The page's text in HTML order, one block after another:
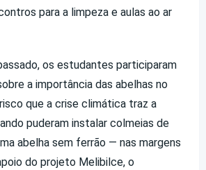
para a limpeza e aulas ao ar
os estudantes participaram
a importância das abelhas no
que a crise climática traz a
puderam instalar colmeias de
abelha sem ferrão — nas margens
do projeto Melibilce, o